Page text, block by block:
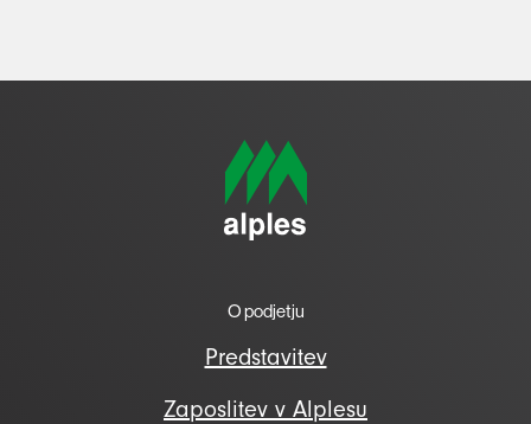
O podjetju
Predstavitev
Zaposlitev v Alplesu